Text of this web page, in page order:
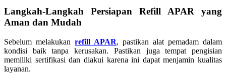
Langkah-Langkah Persiapan Refill APAR yang
Aman dan Mudah
Sebelum melakukan refill APAR, pastikan alat pemadam dalam
kondisi baik tanpa kerusakan. Pastikan juga tempat pengisian
memiliki sertifikasi dan diakui karena ini dapat menjamin kualitas
layanan.